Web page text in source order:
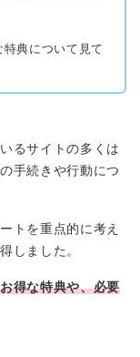
特典について見て
るサイトの多くは
手続きや行動につ
トを重点的に考え
しました。
得な特典や、必要